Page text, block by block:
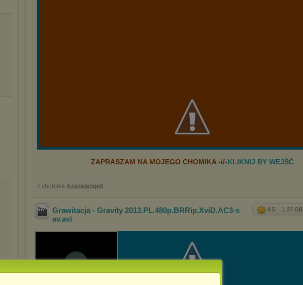
ZAPRASZAM NA MOJEGO CHOMIKA -//-KLIKNIJ BY WEJŚĆ
z chomika Azazelangell
4.5 1,37 GB
Grawitacja - Gravity 2013.PL.480p.BRRip.XviD.AC3-s
av.avi